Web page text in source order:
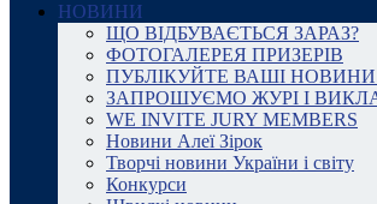
НОВИНИ
ЩО ВІДБУВАЄТЬСЯ ЗАРАЗ?
ФОТОГАЛЕРЕЯ ПРИЗЕРІВ
ПУБЛІКУЙТЕ ВАШІ
ЗАПРОШУЄМО ЖУРІ І
WE INVITE JURY MEMBERS
Новини Алеї Зірок
Творчі новини України і світу
Конкурси